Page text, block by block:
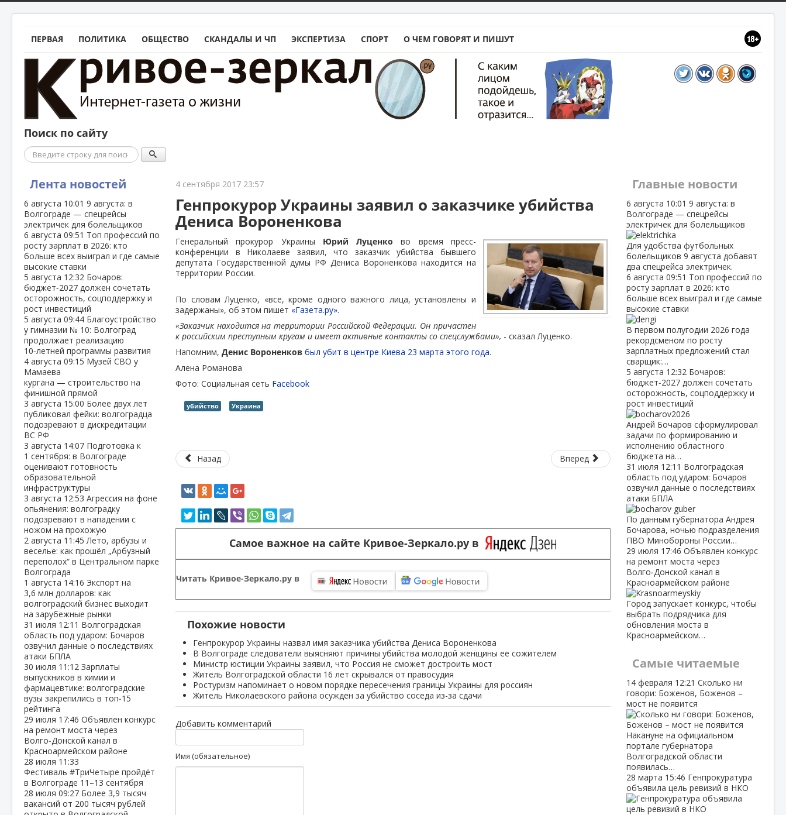
ПЕРВАЯ ПОЛИТИКА ОБЩЕСТВО СКАНДАЛЫ И ЧП ЭКСПЕРТИЗА СПОРТ О ЧЕМ ГОВОРЯТ И ПИШУТ
Поиск по сайту
Поиск
Лента новостей
6 августа 10:01 9 августа: в
Волгограде — спецрейсы
электричек для болельщиков
6 августа 09:51 Топ профессий по
росту зарплат в 2026: кто
больше всех выиграл и где самые
высокие ставки
5 августа 12:32 Бочаров:
бюджет‑2027 должен сочетать
осторожность, соцподдержку и
рост инвестиций
5 августа 09:44 Благоустройство
у гимназии № 10: Волгоград
продолжает реализацию
10‑летней программы развития
4 августа 09:15 Музей СВО у
Мамаева
кургана — строительство на
финишной прямой
3 августа 15:00 Более двух лет
публиковал фейки: волгоградца
подозревают в дискредитации
ВС РФ
3 августа 14:07 Подготовка к
1 сентября: в Волгограде
оценивают готовность
образовательной
инфраструктуры
3 августа 12:53 Агрессия на фоне
опьянения: волгоградку
подозревают в нападении с
ножом на прохожую
2 августа 11:45Лето, арбузы и
веселье: как прошёл „Арбузный
переполох“ в Центральном парке
Волгограда
1 августа 14:16 Экспорт на
3,6 млн долларов: как
волгоградский бизнес выходит
на зарубежные рынки
31 июля 12:11 Волгоградская
область под ударом: Бочаров
озвучил данные о последствиях
атаки БПЛА
30 июля 11:12 Зарплаты
выпускников в химии и
фармацевтике: волгоградские
вузы закрепились в топ‑15
рейтинга
29 июля 17:46 Объявлен конкурс
на ремонт моста через
Волго‑Донской канал в
Красноармейском районе
28 июля 11:33
Фестиваль #ТриЧетыре пройдёт
в Волгограде 11–13 сентября
28 июля 09:27 Более 3,9 тысяч
вакансий от 200 тысяч рублей
4 сентября 2017 23:57
Генпрокурор Украины заявил о заказчике убийства
Дениса Вороненкова
Генеральный прокурор Украины Юрий Луценко во время пресс-
конференции в Николаеве заявил, что заказчик убийства бывшего
депутата Государственной думы РФ Дениса Вороненкова находится на
территории России.
По словам Луценко, «все, кроме одного важного лица, установлены и
задержаны», об этом пишет «Газета.ру».
«Заказчик находится на территории Российской Федерации. Он причастен
к российским преступным кругам и имеет активные контакты со спецслужбами», - сказал Луценко.
Напомним,Денис Вороненков был убит в центре Киева 23 марта этого года.
Алена Романова
Фото: Социальная сеть Facebook
убийство Украина
Назад Вперед
Самое важное на сайте Кривое-Зеркало.ру в
Читать Кривое-Зеркало.ру в
Похожие новости
Генпрокурор Украины назвал имя заказчика убийства Дениса Вороненкова
В Волгограде следователи выясняют причины убийства молодой женщины ее сожителем
Министр юстиции Украины заявил, что Россия не сможет достроить мост
Житель Волгоградской области 16 лет скрывался от правосудия
Ростуризм напоминает о новом порядке пересечения границы Украины для россиян
Житель Николаевского района осужден за убийство соседа из-за сдачи
Добавить комментарий
Имя (обязательное)
Главные новости
6 августа 10:01 9 августа: в
Волгограде — спецрейсы
электричек для болельщиков
Для удобства футбольных
болельщиков 9 августа добавят
два спецрейса электричек.
6 августа 09:51 Топ профессий по
росту зарплат в 2026: кто
больше всех выиграл и где самые
высокие ставки
В первом полугодии 2026 года
рекордсменом по росту
зарплатных предложений стал
сварщик:…
5 августа 12:32 Бочаров:
бюджет‑2027 должен сочетать
осторожность, соцподдержку и
рост инвестиций
Андрей Бочаров сформулировал
задачи по формированию и
исполнению областного
бюджета на…
31 июля 12:11 Волгоградская
область под ударом: Бочаров
озвучил данные о последствиях
атаки БПЛА
По данным губернатора Андрея
Бочарова, ночью подразделения
ПВО Минобороны России…
29 июля 17:46 Объявлен конкурс
на ремонт моста через
Волго‑Донской канал в
Красноармейском районе
Город запускает конкурс, чтобы
выбрать подрядчика для
обновления моста в
Красноармейском…
Самые читаемые
14 февраля 12:21 Сколько ни
говори: Боженов, Боженов –
мост не появится
Накануне на официальном
портале губернатора
Волгоградской области
появилась…
28 марта 15:46 Генпрокуратура
объявила цель ревизий в НКО